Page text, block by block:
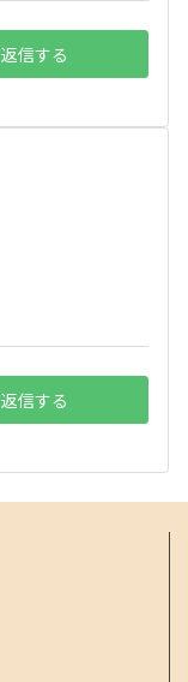
返信する
返信する